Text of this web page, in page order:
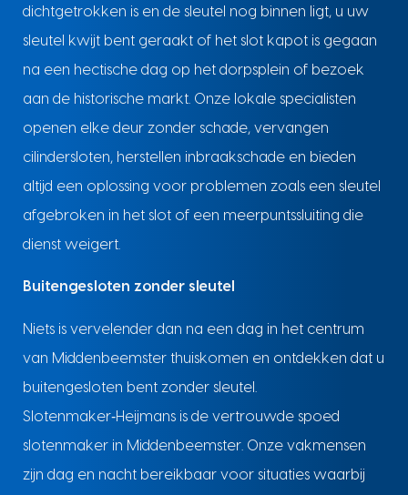
dichtgetrokken is en de sleutel nog binnen ligt, u uw
sleutel kwijt bent geraakt of het slot kapot is gegaan
na een hectische dag op het dorpsplein of bezoek
aan de historische markt. Onze lokale specialisten
openen elke deur zonder schade, vervangen
cilindersloten, herstellen inbraakschade en bieden
altijd een oplossing voor problemen zoals een sleutel
afgebroken in het slot of een meerpuntssluiting die
dienst weigert.
Buitengesloten zonder sleutel
Niets is vervelender dan na een dag in het centrum
van Middenbeemster thuiskomen en ontdekken dat u
buitengesloten bent zonder sleutel.
Slotenmaker‑Heijmans is de vertrouwde spoed
slotenmaker in Middenbeemster. Onze vakmensen
zijn dag en nacht bereikbaar voor situaties waarbij